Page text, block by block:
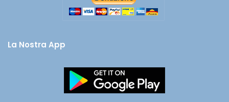
La Nostra App